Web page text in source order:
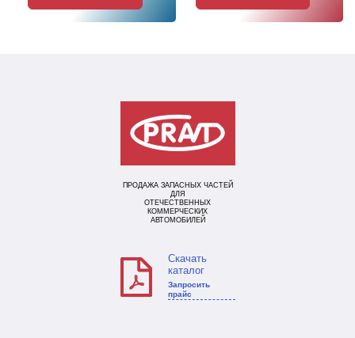
ПРОДАЖА ЗАПАСНЫХ ЧАСТЕЙ
ДЛЯ
ОТЕЧЕСТВЕННЫХ
КОММЕРЧЕСКИХ
АВТОМОБИЛЕЙ
Скачать
каталог
Запросить
прайс